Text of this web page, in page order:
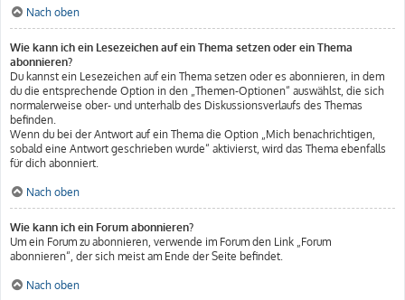
Nach oben
Wie kann ich ein Lesezeichen auf ein Thema setzen oder ein Thema
abonnieren?
Du kannst ein Lesezeichen auf ein Thema setzen oder es abonnieren, in dem
du die entsprechende Option in den „Themen-Optionen“ auswählst, die sich
normalerweise ober- und unterhalb des Diskussionsverlaufs des Themas
befinden.
Wenn du bei der Antwort auf ein Thema die Option „Mich benachrichtigen,
sobald eine Antwort geschrieben wurde“ aktivierst, wird das Thema ebenfalls
für dich abonniert.
Nach oben
Wie kann ich ein Forum abonnieren?
Um ein Forum zu abonnieren, verwende im Forum den Link „Forum
abonnieren“, der sich meist am Ende der Seite befindet.
Nach oben